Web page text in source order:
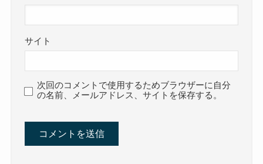
サイト
次回のコメントで使用するためブラウザーに自分
の名前、メールアドレス、サイトを保存する。